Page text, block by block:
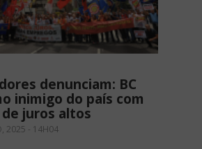
denunciam: BC
inimigo do país com
juros altos
2025 - 14H04